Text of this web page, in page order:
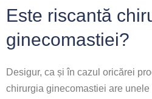
Este riscantă
ginecomastiei?
Desigur, ca și în cazul oricărei
chirurgia ginecomastiei are unele